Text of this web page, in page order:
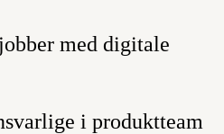
med digitale
i produktteam